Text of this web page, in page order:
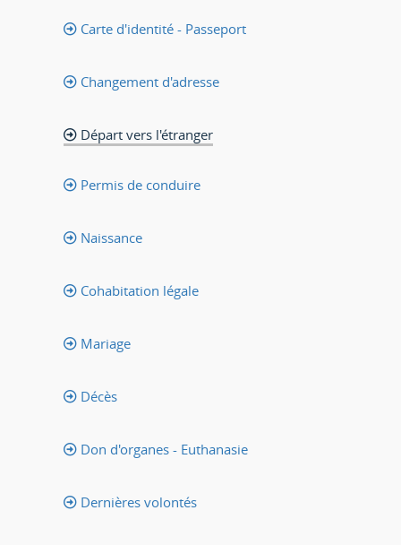
Carte d'identité - Passeport
Changement d'adresse
Départ vers l'étranger
Permis de conduire
Naissance
Cohabitation légale
Mariage
Décès
Don d'organes - Euthanasie
Dernières volontés